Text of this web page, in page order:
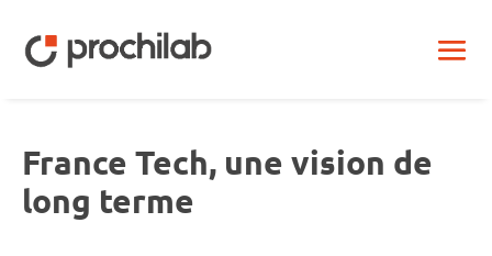
France Tech, une vision de
long terme